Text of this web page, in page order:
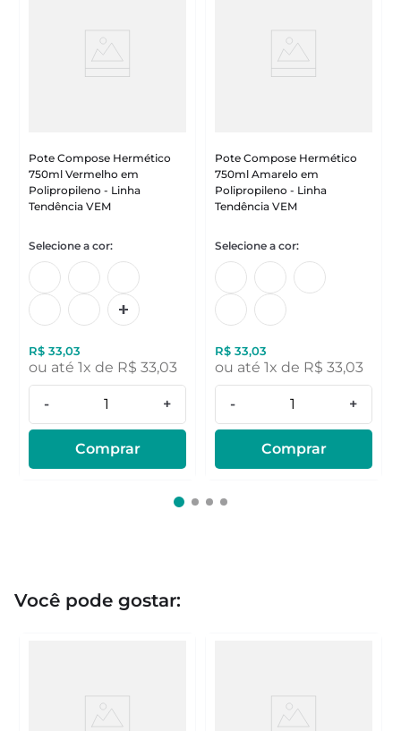
Pote Compose Hermético
750ml Vermelho em
Polipropileno - Linha
Tendência VEM
R$ 33,03
ou até 1x de R$ 33,03
- +
Comprar
Pote Compose Hermético
750ml Amarelo em
Polipropileno - Linha
Tendência VEM
R$ 33,03
ou até 1x de R$ 33,03
- +
Comprar
Você pode gostar: